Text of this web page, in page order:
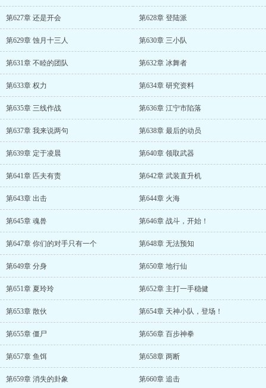
第627章 还是开会 第628章 登陆派
第629章 蚀月十三人 第630章 三小队
第631章 不睦的团队 第632章 冰舞者
第633章 权力 第634章 研究资料
第635章 三线作战 第636章 江宁市陷落
第637章 我来说两句 第638章 最后的动员
第639章 定于凌晨 第640章 领取武器
第641章 匹夫有责 第642章 武装直升机
第643章 出击 第644章 火海
第645章 魂兽 第646章 战斗，开始！
第647章 你们的对手只有一个 第648章 无法预知
第649章 分身 第650章 地行仙
第651章 夏玲玲 第652章 主打一手稳健
第653章 散伙 第654章 天神小队，登场！
第655章 僵尸 第656章 百步神拳
第657章 鱼饵 第658章 两断
第659章 消失的卦象 第660章 追击